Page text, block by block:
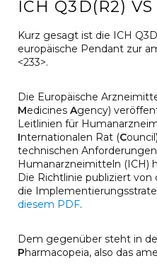
ICH Q3D(R2)
Kurz gesagt ist die ICH
europäische Pendant zur
<233>.
Die Europäische
Medicines Agency)
Leitlinien für
Internationalen Rat (C
technischen
Humanarzneimitteln (ICH)
Die Richtlinie publiziert von
die
diesem PDF.
Dem gegenüber steht in
Pharmacopeia, also das